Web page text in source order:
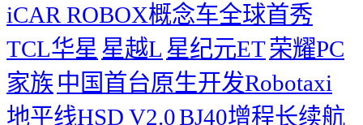
iCAR ROBOX概念车全球首秀
TCL华星 星越L 星纪元ET荣耀PC
家族 中国首台原生开发Robotaxi
地平线HSD V2.0BJ40增程长续航